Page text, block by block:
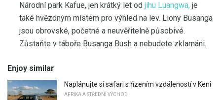
Národní park Kafue, jen krátký let od jihu Luangwa, je
také hvězdným místem pro výhled na lev. Liony Busanga
jsou obrovské, početné a neuvěřitelně působivé.
Zůstaňte v táboře Busanga Bush a nebudete zklamáni.
Enjoy similar
Naplánujte si safari s řízením vzdáleností v Keni
AFRIKA A STŘEDNÍ VÝCHOD